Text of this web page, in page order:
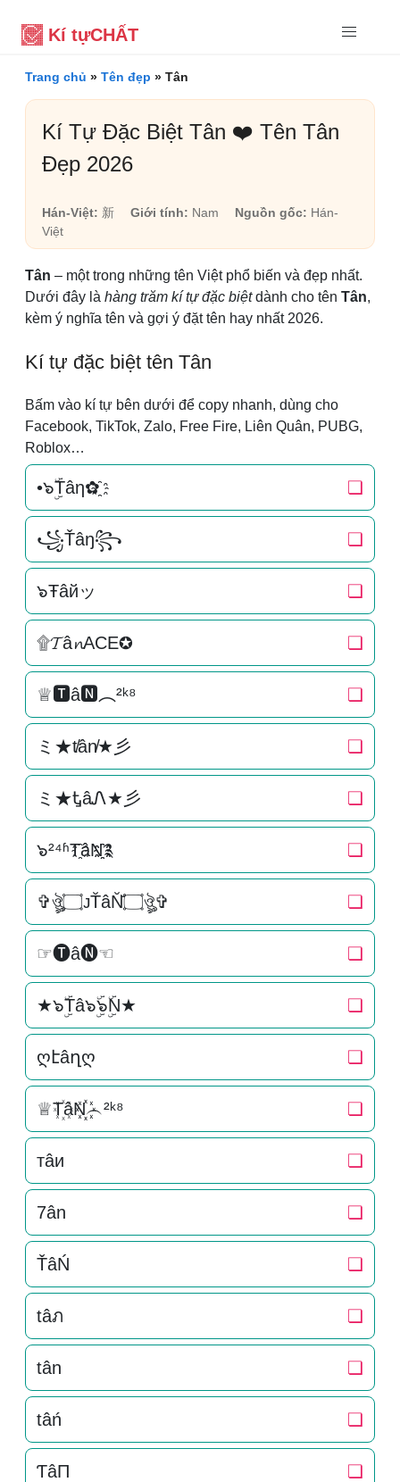
Kí tựCHẤT
Trang chủ » Tên đẹp » Tân
Kí Tự Đặc Biệt Tân ❤️ Tên Tân
Đẹp 2026
Hán-Việt: 新 Giới tính: Nam Nguồn gốc: Hán-
Việt
Tân – một trong những tên Việt phổ biến và đẹp nhất.
Dưới đây là hàng trăm kí tự đặc biệtdành cho tên Tân,
kèm ý nghĩa tên và gợi ý đặt tên hay nhất 2026.
Kí tự đặc biệt tên Tân
Bấm vào kí tự bên dưới để copy nhanh, dùng cho
Facebook, TikTok, Zalo, Free Fire, Liên Quân, PUBG,
Roblox…
•๖ۣۜTâη✿҈ ❏
꧁Ťâŋ꧂ ❏
๖Ŧâйッ ❏
۩𝓣â𝓷ACE✪ ❏
♕🆃â🅽︵²ᵏ⁸ ❏
ミ★t̸ân̸★彡 ❏
ミ★ᎿâᏁ★彡 ❏
๖²⁴ʱT҈âN҈҈༉ ❏
✞ঔৣ۝ᴊT̆âN̆̆۝ঔৣ✞ ❏
☞🅣â🅝☜ ❏
★๖ۣۜTâ๖ۣۜ๖ۣۜN★ ❏
ღէâղღ ❏
♕T꙰âN꙰꙰︵²ᵏ⁸ ❏
тâи ❏
7ân ❏
ŤâŃ ❏
tâภ ❏
tân ❏
tâń ❏
ƬâП ❏